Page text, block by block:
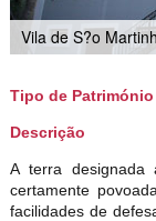
Vila de S?o
Tipo de Património
Descrição
A terra designada
certamente
facilidades de